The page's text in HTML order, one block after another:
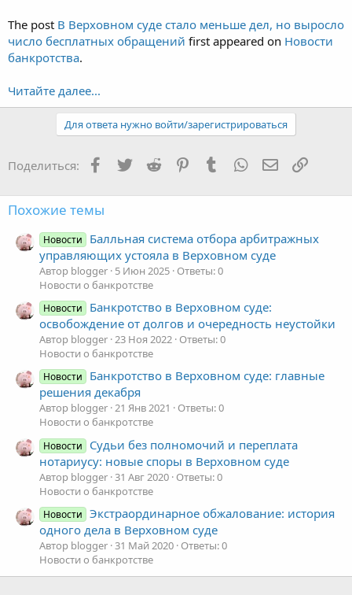
The post В Верховном суде стало меньше дел, но выросло
число бесплатных обращений first appeared on Новости
банкротства.
Читайте далее...
Для ответа нужно войти/зарегистрироваться
Поделиться: Facebook
TwitterReddit PinterestTumblr WhatsApp Ссылка
Похожие темы
Новости
Балльная система отбора арбитражных
управляющих устояла в Верховном суде
Автор blogger 5 Июн 2025 Ответы: 0
Новости о банкротстве
Новости
Банкротство в Верховном суде:
освобождение от долгов и очередность неустойки
Автор blogger 23 Ноя 2022 Ответы: 0
Новости о банкротстве
Новости
Банкротство в Верховном суде: главные
решения декабря
Автор blogger 21 Янв 2021
Ответы: 0
Новости о банкротстве
Новости
Судьи без полномочий и переплата
нотариусу: новые споры в Верховном суде
Автор blogger 31 Авг 2020 Ответы: 0
Новости о банкротстве
Новости
Экстраординарное обжалование: история
одного дела в Верховном суде
Автор blogger 31 Май 2020 Ответы: 0
Новости о банкротстве